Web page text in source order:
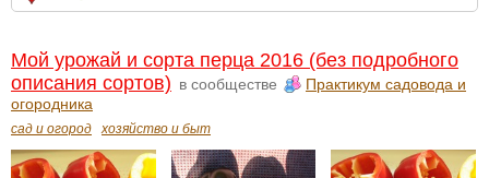
Мой урожай и сорта перца 2016 (без подробного
описания сортов) в сообществе
Практикум садовода и
огородника
сад и огород хозяйство и быт